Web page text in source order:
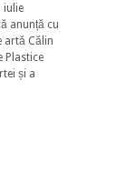
iulie
anunță cu
artă Călin
Plastice
și a